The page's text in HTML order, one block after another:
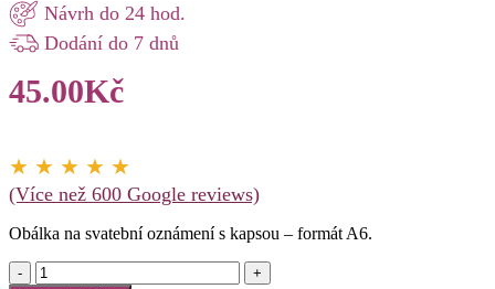
Návrh do 24 hod.
Dodání do 7 dnů
45.00Kč
★ ★ ★ ★ ★
(Více než 600 Google reviews)
Obálka na svatební oznámení s kapsou – formát A6.
Obálka